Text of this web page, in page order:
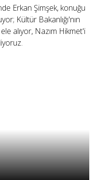
Erkan Şimşek, konuğu
Kültür Bakanlığı'nın
ele alıyor, Nazım Hikmet'i